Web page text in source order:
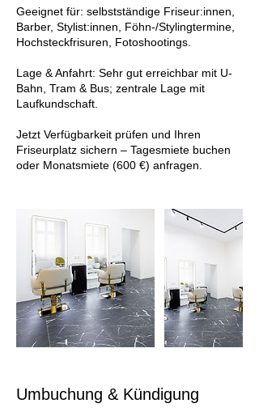
Geeignet für: selbstständige Friseur:innen,
Barber, Stylist:innen, Föhn-/Stylingtermine,
Hochsteckfrisuren, Fotoshootings.
Lage & Anfahrt: Sehr gut erreichbar mit U-
Bahn, Tram & Bus; zentrale Lage mit
Laufkundschaft.
Jetzt Verfügbarkeit prüfen und Ihren
Friseurplatz sichern – Tagesmiete buchen
Umbuchung & Kündigung